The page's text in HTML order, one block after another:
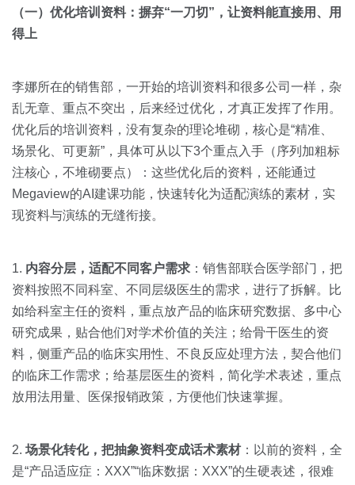
（一）优化培训资料：摒弃“一刀切”，让资料能直接用、用
得上
李娜所在的销售部，一开始的培训资料和很多公司一样，杂
乱无章、重点不突出，后来经过优化，才真正发挥了作用。
优化后的培训资料，没有复杂的理论堆砌，核心是“精准、
场景化、可更新”，具体可从以下3个重点入手（序列加粗标
注核心，不堆砌要点）：这些优化后的资料，还能通过
Megaview的AI建课功能，快速转化为适配演练的素材，实
现资料与演练的无缝衔接。
1. 内容分层，适配不同客户需求 ：销售部联合医学部门，把
资料按照不同科室、不同层级医生的需求，进行了拆解。比
如给科室主任的资料，重点放产品的临床研究数据、多中心
研究成果，贴合他们对学术价值的关注；给骨干医生的资
料，侧重产品的临床实用性、不良反应处理方法，契合他们
的临床工作需求；给基层医生的资料，简化学术表述，重点
放用法用量、医保报销政策，方便他们快速掌握。
2. 场景化转化，把抽象资料变成话术素材：以前的资料，全
是“产品适应症：XXX”“临床数据：XXX”的生硬表述，很难